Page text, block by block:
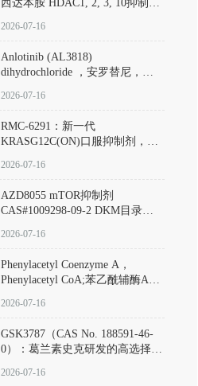
西达本胺 HDAC1, 2, 3, 10抑制剂
D808567) - DKM活性分子
2026-07-16
Anlotinib (AL3818)
dihydrochloride ，安罗替尼，
Hydrochloride实验方法步骤SOP
2026-07-16
RMC-6291：新一代
KRASG12C(ON)口服抑制剂，
(Elironrasib)CAS#2641998-63-0
2026-07-16
AZD8055 mTOR抑制剂
CAS#1009298-09-2 DKM目录号
激酶抑制剂的深度剖析
2026-07-16
Phenylacetyl Coenzyme A，
Phenylacetyl CoA;苯乙酰辅酶A
2026-07-16
GSK3787（CAS No. 188591-46-
0）：葛兰素史克研发的高选择
抗剂，被广泛视为研究PPARδ核
2026-07-16